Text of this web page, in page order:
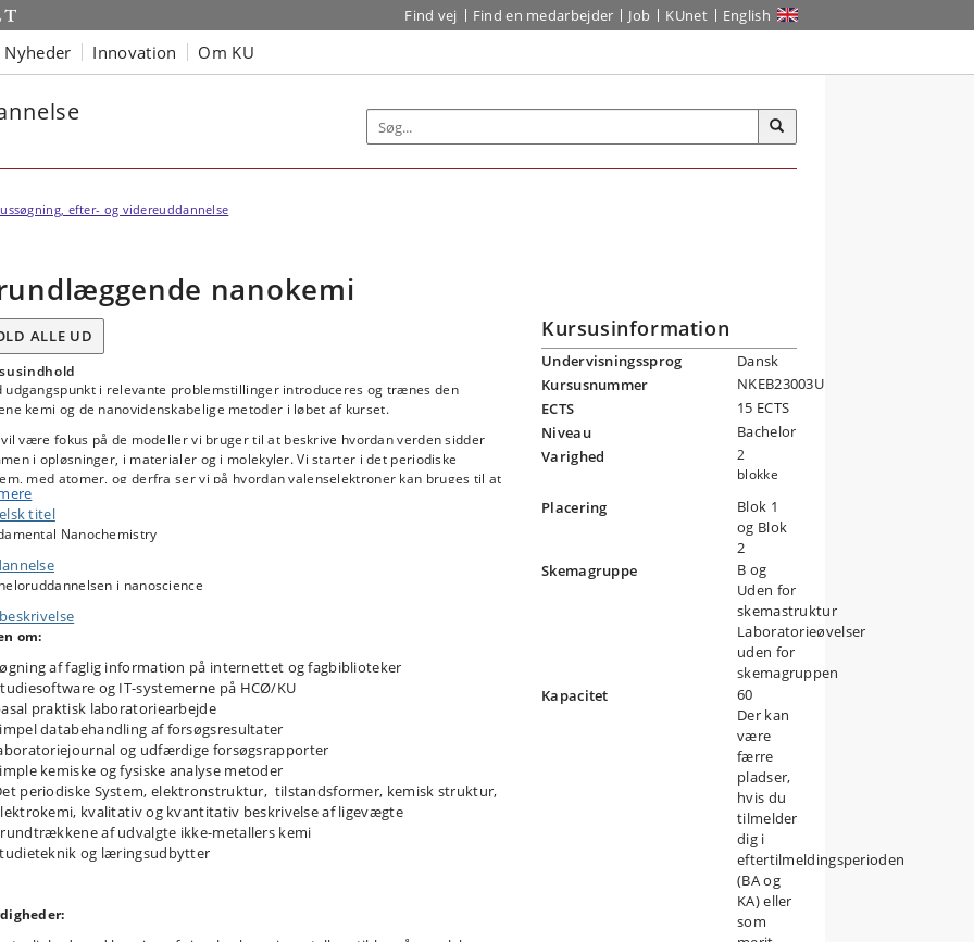
Find vej Find en medarbejder Job KUnet English
Nyheder Innovation Om KU
efter- og videreuddannelse
nanokemi
ALLE UD
udgangspunkt i relevante problemstillinger introduceres og trænes den
kemi og de nanovidenskabelige metoder i løbet af kurset.
være fokus på de modeller vi bruger til at beskrive hvordan verden sidder
i opløsninger, i materialer og i molekyler. Vi starter i det periodiske
med atomer, og derfra ser vi på hvordan valenselektroner kan bruges til at
hvordan molekyler og materialer sidder sammen.
kurset vil den studerende være operativ indenfor elektrokemi, støkiometri,
ligevægte og kinetik. Laboratorieforløbet er fokuseret på at finde et CO
alternativ til titaniumdioxid, og forløbet afsluttes i en større rapport
en fremlæggelse.
benyttes løbende for at styrke programmeringskompetencen.
linearkombinationer af atomorbitaler, og molekylorbitalteori.
titel
Nanochemistry
i nanoscience
om:
af faglig information på internettet og fagbiblioteker
og IT-systemerne på HCØ/KU
praktisk laboratoriearbejde
databehandling af forsøgsresultater
og udfærdige forsøgsrapporter
kemiske og fysiske analyse metoder
periodiske System, elektronstruktur, tilstandsformer, kemisk struktur,
kvalitativ og kvantitativ beskrivelse af ligevægte
af udvalgte ikke-metallers kemi
og læringsudbytter
Kursusinformation
Undervisningssprog
Dansk
Kursusnummer
NKEB23003U
ECTS
15 ECTS
Niveau
Bachelor
Varighed
2
blokke
Placering
Blok 1
og Blok
2
Skemagruppe
B og
Uden for
skemastruktur
Laboratorieøvelser
uden for
skemagruppen
Kapacitet
60
Der kan
være
færre
pladser,
hvis du
tilmelder
dig i
eftertilmeldingsperioden
(BA og
KA) eller
som